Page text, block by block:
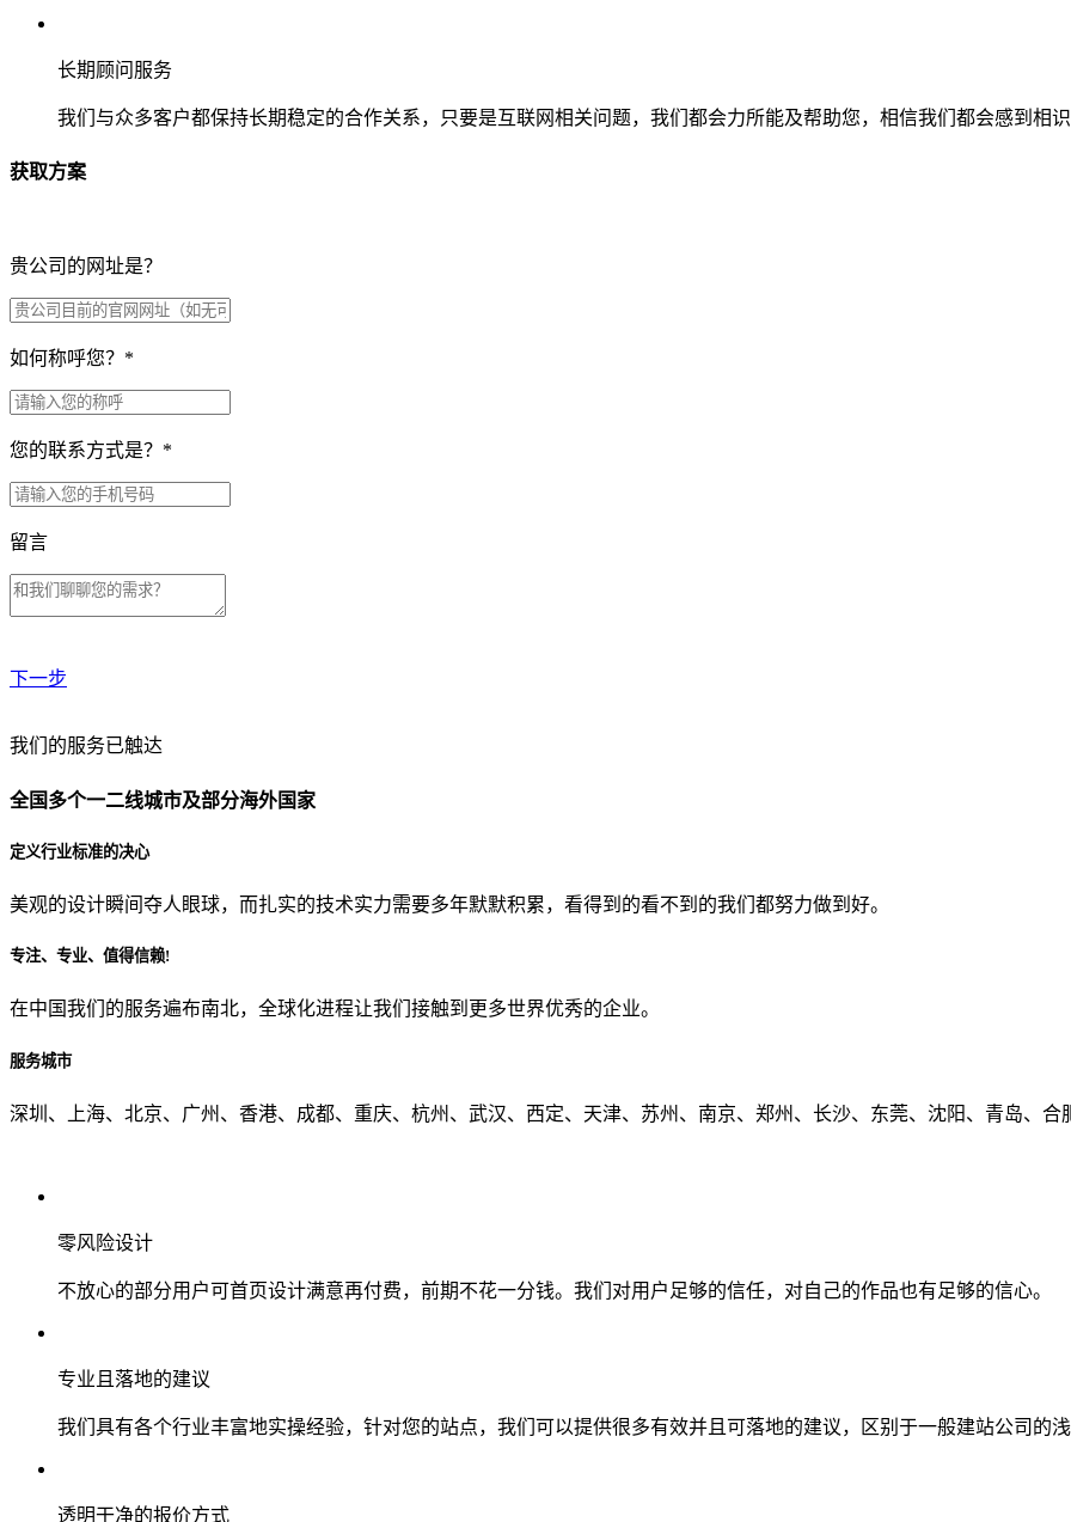
长期顾问服务
我们与众多客户都保持长期稳定的合作关系，只要是互联网相关问题，我们都会力所能及帮助您，相信我们都会感到相
获取方案
贵公司的网址是？
如何称呼您？ *
您的联系方式是？ *
留言
下一步
贵公司预算范围是？
贵公司的团队规模是？
从哪里了解到我们？
我们的服务已触达
全国多个一二线城市及部分海外国家
定义行业标准的决心
美观的设计瞬间夺人眼球，而扎实的技术实力需要多年默默积累，看得到的看不到的我们都努力做到好。
专注、专业、值得信赖!
在中国我们的服务遍布南北，全球化进程让我们接触到更多世界优秀的企业。
服务城市
深圳、上海、北京、广州、香港、成都、重庆、杭州、武汉、西定、天津、苏州、南京、郑州、长沙、东莞、沈阳、青岛、合
零风险设计
不放心的部分用户可首页设计满意再付费，前期不花一分钱。我们对用户足够的信任，对自己的作品也有足够的信心。
专业且落地的建议
我们具有各个行业丰富地实操经验，针对您的站点，我们可以提供很多有效并且可落地的建议，区别于一般建站公司的
透明干净的报价方式